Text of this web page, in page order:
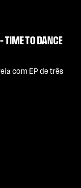
TIME TO DANCE
com EP de três